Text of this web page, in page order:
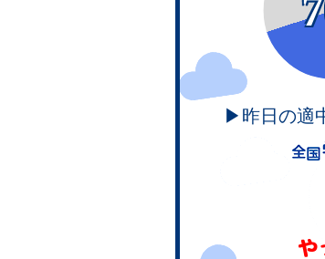
▶昨日の適